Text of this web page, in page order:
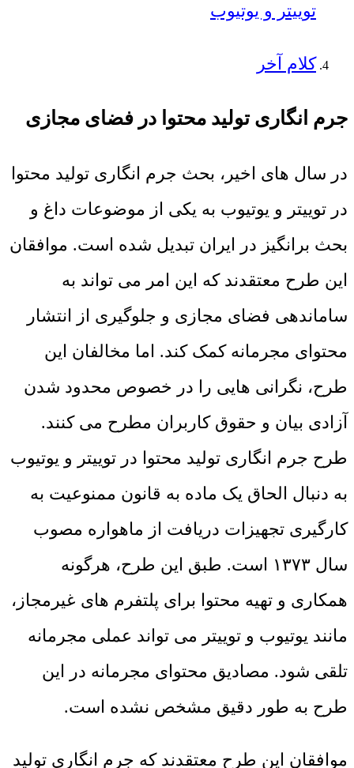
توییتر و یوتیوب
کلام آخر
جرم ‌انگاری تولید محتوا در فضای مجازی
در سال‌ های اخیر، بحث جرم انگاری تولید محتوا
در توییتر و یوتیوب به یکی از موضوعات داغ و
بحث ‌برانگیز در ایران تبدیل شده است. موافقان
این طرح معتقدند که این امر می ‌تواند به
ساماندهی فضای مجازی و جلوگیری از انتشار
محتوای مجرمانه کمک کند. اما مخالفان این
طرح، نگرانی ‌هایی را در خصوص محدود شدن
آزادی بیان و حقوق کاربران مطرح می‌ کنند.
طرح جرم انگاری تولید محتوا در توییتر و یوتیوب
به دنبال الحاق یک ماده به قانون ممنوعیت به‌
کارگیری تجهیزات دریافت از ماهواره مصوب
سال ۱۳۷۳ است. طبق این طرح، هرگونه
همکاری و تهیه محتوا برای پلتفرم ‌های غیرمجاز،
مانند یوتیوب و توییتر می ‌تواند عملی مجرمانه
تلقی شود. مصادیق محتوای مجرمانه در این
طرح به طور دقیق مشخص نشده است.
موافقان این طرح معتقدند که جرم ‌انگاری تولید